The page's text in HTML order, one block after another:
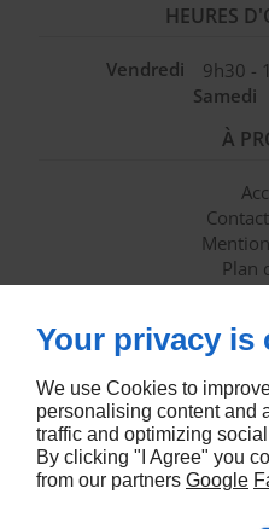
HEURES
Vendredi
9h30 -
Samedi
À
Plan
Your privacy
We use Cookies to
personalising content and
traffic and optimizing
By clicking "I Agree" you
from our partners Google